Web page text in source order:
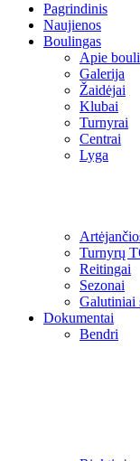
Pagrindinis
Naujienos
Boulingas
Apie
Galerija
Žaidėjai
Klubai
Turnyrai
Centrai
Lyga
Turnyrų
Reitingai
Sezonai
Galutiniai
Dokumentai
Bendri